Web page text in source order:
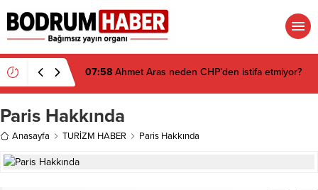
07:58 Ahmet Aras neden CHP’den istifa etmiyor?
Paris Hakkında
Anasayfa TURİZM HABER Paris Hakkında